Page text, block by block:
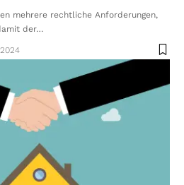
mehrere rechtliche Anforderungen,
der…